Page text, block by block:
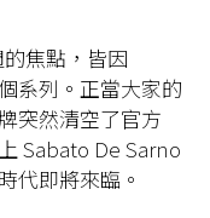
焦點，皆因
系列。正當大家的
突然清空了官方
Sabato De Sarno
代即將來臨。